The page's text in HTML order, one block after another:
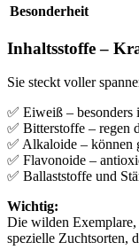
Besonderheit
Inhaltsstoffe –
Sie steckt voller
✅ Eiweiß – besonders
✅ Bitterstoffe – regen
✅ Alkaloide – können
✅ Flavonoide –
✅ Ballaststoffe und
Wichtig:
Die wilden Exemplare,
spezielle Zuchtsorten,